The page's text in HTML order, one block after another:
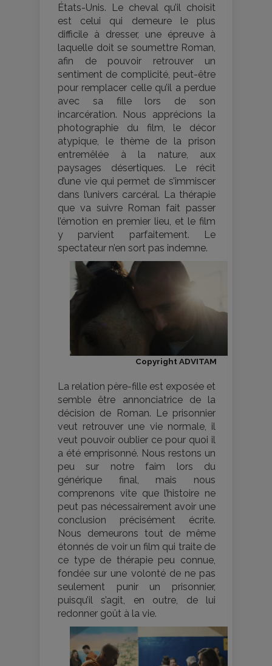
États-Unis. Le cheval qu’il choisit
est celui qui demeure le plus
difficile à dresser, une épreuve à
laquelle doit se soumettre Roman,
afin de pouvoir retrouver un
sentiment de complicité, peut-être
pour remplacer celle qu’il a perdue
avec sa fille lors de son
incarcération. Nous apprécions la
photographie du film, le décor
atypique, le thème de la prison
entremêlée à la nature, aux
paysages désertiques. Le récit
d’une vie qui permet de s’immiscer
dans l’univers carcéral. La thérapie
que va suivre Roman fait passer
l’émotion en premier lieu, et le film
y parvient parfaitement. Le
spectateur n’en sort pas indemne.
Copyright ADVITAM
La relation père-fille est exposée et
semble être annonciatrice de la
décision de Roman. Le prisonnier
veut retrouver une vie normale, il
veut pouvoir oublier ce pour quoi il
a été emprisonné. Nous restons un
peu sur notre faim lors du
générique final, mais nous
comprenons vite que l’histoire ne
peut pas nécessairement avoir une
conclusion précisément écrite.
Nous demeurons tout de même
étonnés de voir un film qui traite de
ce type de thérapie peu connue,
fondée sur une volonté de ne pas
seulement punir un prisonnier,
puisqu’il s’agit, en outre, de lui
redonner goût à la vie.